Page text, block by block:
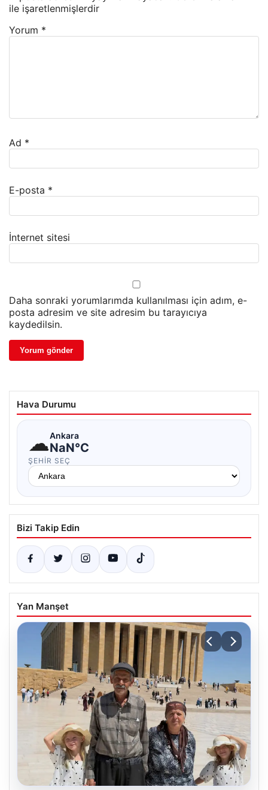
ile işaretlenmişlerdir
Yorum *
Ad *
E-posta *
İnternet sitesi
Daha sonraki yorumlarımda kullanılması için adım, e-
posta adresim ve site adresim bu tarayıcıya
kaydedilsin.
Hava Durumu
☁Ankara
NaN°C
ŞEHIR SEÇ
Bizi Takip Edin
Yan Manşet